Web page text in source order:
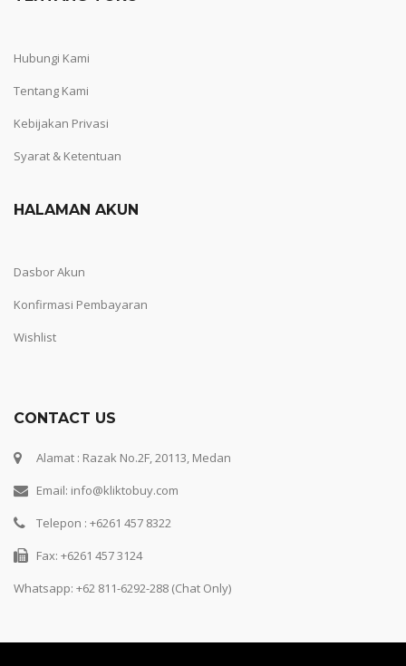
Hubungi Kami
Tentang Kami
Kebijakan Privasi
Syarat & Ketentuan
HALAMAN AKUN
Dasbor Akun
Konfirmasi Pembayaran
Wishlist
CONTACT US
Alamat : Razak No.2F, 20113, Medan
Email: info@kliktobuy.com
Telepon : +6261 457 8322
Fax: +6261 457 3124
Whatsapp: +62 811-6292-288 (Chat Only)